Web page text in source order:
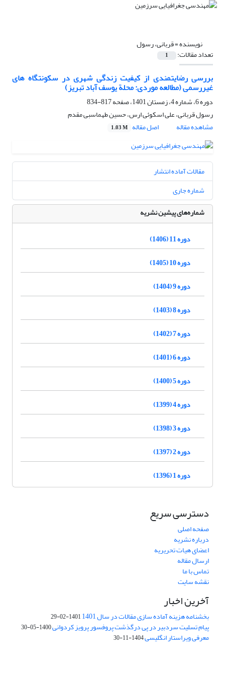
نویسنده =قربانی، رسول
تعداد مقالات: 1
بررسی رضایتمندی از کیفیت زندگی شهری در سکونتگاه ‏های
غیررسمی (مطالعه موردی: محلة یوسف ‏آباد تبریز)
دوره 6، شماره 4، زمستان 1401، صفحه
817-834
رسول قربانی، علی اسکوئی ارس، حسین طهماسبی مقدم
مشاهده مقاله
اصل مقاله 1.03 M
مقالات آماده انتشار
شماره جاری
شماره‌های پیشین نشریه
دوره 11 (1406)
دوره 10 (1405)
دوره 9 (1404)
دوره 8 (1403)
دوره 7 (1402)
دوره 6 (1401)
دوره 5 (1400)
دوره 4 (1399)
دوره 3 (1398)
دوره 2 (1397)
دوره 1 (1396)
دسترسی سریع
صفحه اصلی
درباره نشریه
اعضای هیات تحریریه
ارسال مقاله
تماس با ما
نقشه سایت
آخرین اخبار
بخشنامه هزینه آماده سازی مقالات در سال 1401 1401-02-29
پیام تسلیت سردبیر در پی درگذشت پروفسور پرویز کردوانی1400-05-30
معرفی ویراستار انگلیسی1404-11-30